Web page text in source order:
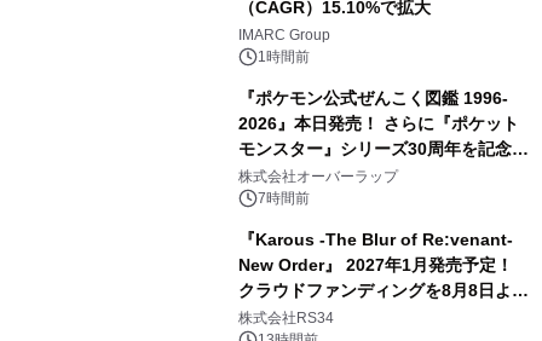
（CAGR）15.10%で拡大
IMARC Group
1時間前
『ポケモン公式ぜんこく図鑑 1996-
2026』本日発売！ さらに『ポケット
モンスター』シリーズ30周年を記念し
た画集『ポケットモンスター ビジュア
ルアートブック』の発売決定！ 2026
株式会社オーバーラップ
7時間前
『Karous -The Blur of Re:venant-
New Order』 2027年1月発売予定！
クラウドファンディングを8月8日より
開始
株式会社RS34